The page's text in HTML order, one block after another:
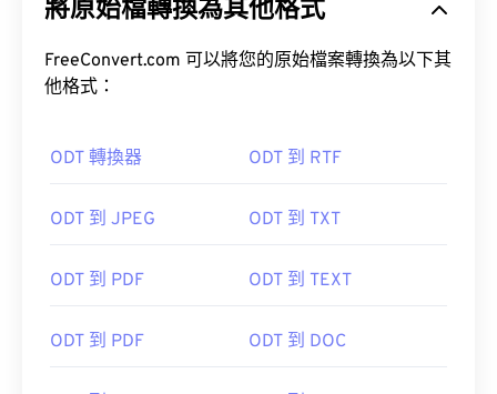
將原始檔轉換為其他格式
FreeConvert.com 可以將您的原始檔案轉換為以下其
他格式：
ODT 轉換器 ODT 到 RTF
ODT 到 JPEG ODT 到 TXT
ODT 到 PDF ODT 到 TEXT
ODT 到 PDF ODT 到 DOC